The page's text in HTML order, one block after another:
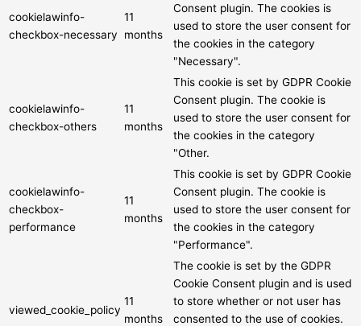
cookielawinfo-
checkbox-necessary
11
months
Consent plugin. The cookies is
used to store the user consent for
the cookies in the category
"Necessary".
cookielawinfo-
checkbox-others
11
months
This cookie is set by GDPR Cookie
Consent plugin. The cookie is
used to store the user consent for
the cookies in the category
"Other.
cookielawinfo-
checkbox-
performance
11
months
This cookie is set by GDPR Cookie
Consent plugin. The cookie is
used to store the user consent for
the cookies in the category
"Performance".
viewed_cookie_policy
11
months
The cookie is set by the GDPR
Cookie Consent plugin and is used
to store whether or not user has
consented to the use of cookies.